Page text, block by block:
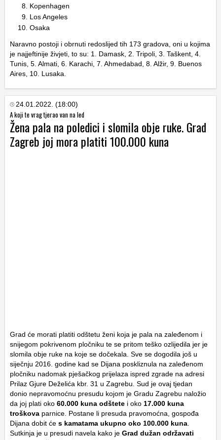
Kopenhagen
Los Angeles
Osaka
Naravno postoji i obrnuti redoslijed tih 173 gradova, oni u kojima
je najjeftinije živjeti, to su: 1. Damask, 2. Tripoli, 3. Taškent, 4.
Tunis, 5. Almati, 6. Karachi, 7. Ahmedabad, 8. Alžir, 9. Buenos
Aires, 10. Lusaka.
24.01.2022. (18:00)
A koji te vrag tjerao van na led
Žena pala na poledici i slomila obje ruke. Grad
Zagreb joj mora platiti 100.000 kuna
Grad će morati platiti odštetu ženi koja je pala na zaleđenom i
snijegom pokrivenom pločniku te se pritom teško ozlijedila jer je
slomila obje ruke na koje se dočekala. Sve se dogodila još u
siječnju 2016. godine kad se Dijana poskliznula na zaleđenom
pločniku nadomak pješačkog prijelaza ispred zgrade na adresi
Prilaz Gjure Deželića kbr. 31 u Zagrebu. Sud je ovaj tjedan
donio nepravomoćnu presudu kojom je Gradu Zagrebu naložio
da joj plati oko 60.000 kuna odštete i oko 17.000 kuna
troškova parnice. Postane li presuda pravomoćna, gospođa
Dijana dobit će s kamatama ukupno oko 100.000 kuna
Sutkinja je u presudi navela kako je Grad dužan održavati